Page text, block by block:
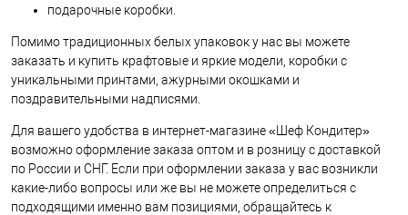
подарочные коробки.
Помимо традиционных белых упаковок у нас вы можете
заказать и купить крафтовые и яркие модели, коробки с
уникальными принтами, ажурными окошками и
поздравительными надписями.
Для вашего удобства в интернет-магазине «Шеф Кондитер»
возможно оформление заказа оптом и в розницу с доставкой
по России и СНГ. Если при оформлении заказа у вас возникли
какие-либо вопросы или же вы не можете определиться с
подходящими именно вам позициями, обращайтесь к